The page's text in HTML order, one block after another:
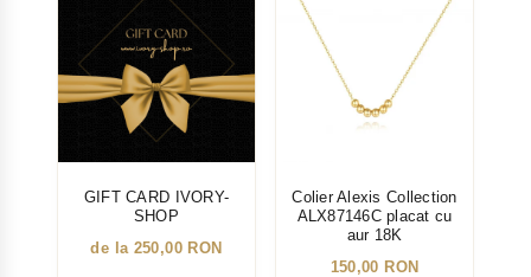
GIFT CARD IVORY-
SHOP
de la 250,00 RON
Colier Alexis Collection
ALX87146C placat cu
aur 18K
150,00 RON